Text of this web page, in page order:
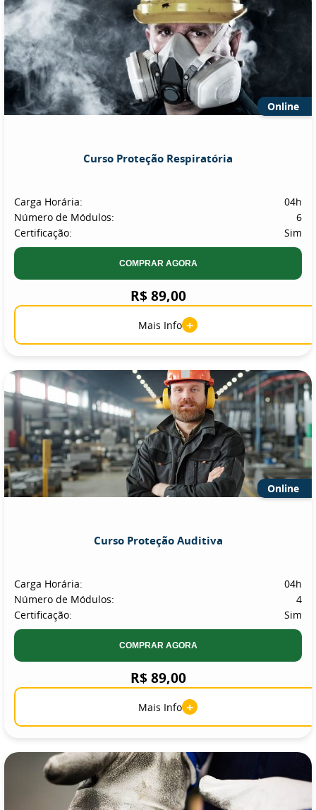
Online
Curso Proteção Respiratória
Carga Horária:
04h
Número de Módulos:
6
Certificação:
Sim
COMPRAR AGORA
R$ 89,00
Mais Info +
Online
Curso Proteção Auditiva
Carga Horária:
04h
Número de Módulos:
4
Certificação:
Sim
COMPRAR AGORA
R$ 89,00
Mais Info +